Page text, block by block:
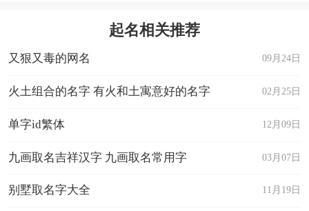
起名相关推荐
09月24日
又狠又毒的网名
02月25日
火土组合的名字 有火和土寓意好的名字
12月09日
单字id繁体
03月07日
九画取名吉祥汉字 九画取名常用字
11月19日
别墅取名字大全